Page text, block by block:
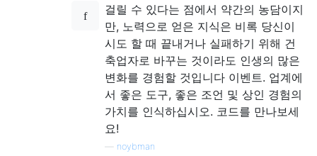
걸릴 수 있다는 점에서 약간의 농담이지
만, 노력으로 얻은 지식은 비록 당신이
시도 할 때 끝내거나 실패하기 위해 건
축업자로 바꾸는 것이라도 인생의 많은
변화를 경험할 것입니다 이벤트. 업계에
서 좋은 도구, 좋은 조언 및 상인 경험의
가치를 인식하십시오. 코드를 만나보세
요!
noybman